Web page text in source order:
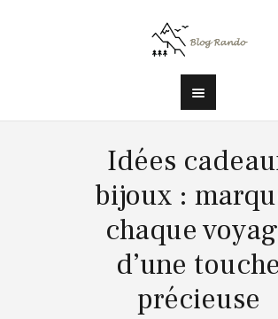
Idées
bijoux :
chaque
d’une touche
précieuse